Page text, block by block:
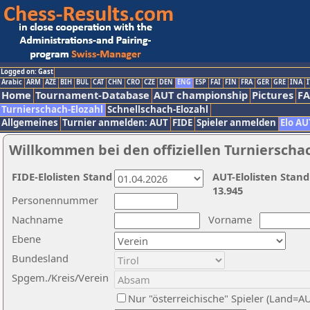
Logged on: Gast
Arabic ARM AZE BIH BUL CAT CHN CRO CZE DEN ENG ESP FAI FIN FRA GER GRE INA
Home Tournament-Database AUT championship Pictures
Turnierschach-Elozahl Schnellschach-Elozahl
Allgemeines Turnier anmelden: AUT FIDE Spieler anmelden Elo
Willkommen bei den offiziellen
Nachname
Vorname
Ebene
Personennummer
Bundesland
Spgem./Kreis/Verein
Nur "österreichische" Spieler
AUT-Elolisten
13.945
FIDE-Elolisten Stand